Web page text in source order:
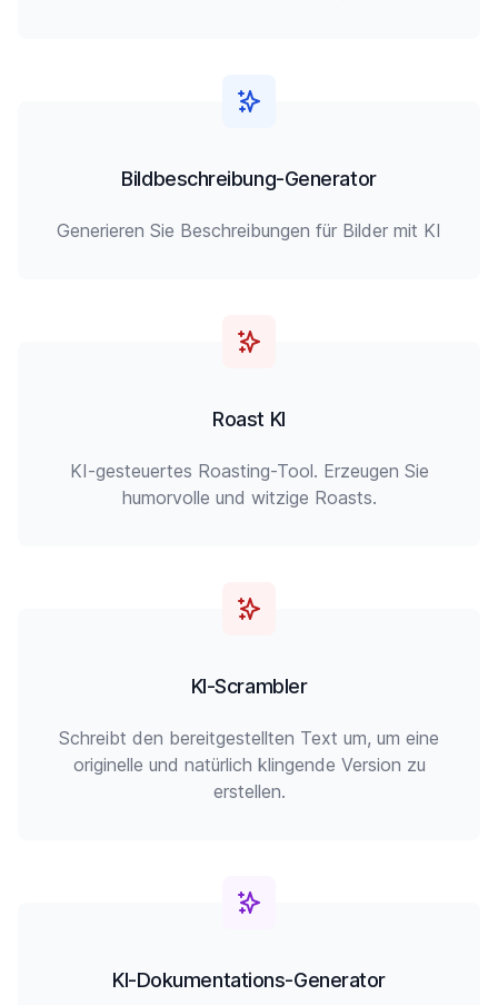
Bildbeschreibung-Generator
Generieren Sie Beschreibungen für Bilder mit KI
Roast KI
KI-gesteuertes Roasting-Tool. Erzeugen Sie
humorvolle und witzige Roasts.
KI-Scrambler
Schreibt den bereitgestellten Text um, um eine
originelle und natürlich klingende Version zu
erstellen.
KI-Dokumentations-Generator